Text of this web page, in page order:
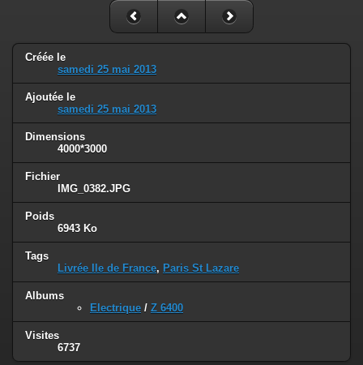
Créée le
samedi 25 mai 2013
Ajoutée le
samedi 25 mai 2013
Dimensions
4000*3000
Fichier
IMG_0382.JPG
Poids
6943 Ko
Tags
Livrée Ile de France, Paris St Lazare
Albums
Electrique / Z 6400
Visites
6737